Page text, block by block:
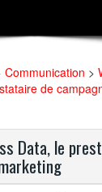
Communication >
de
Data, le